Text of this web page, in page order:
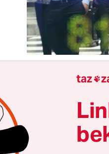
das
, zeigt eins: Die
von Märkten
taz 